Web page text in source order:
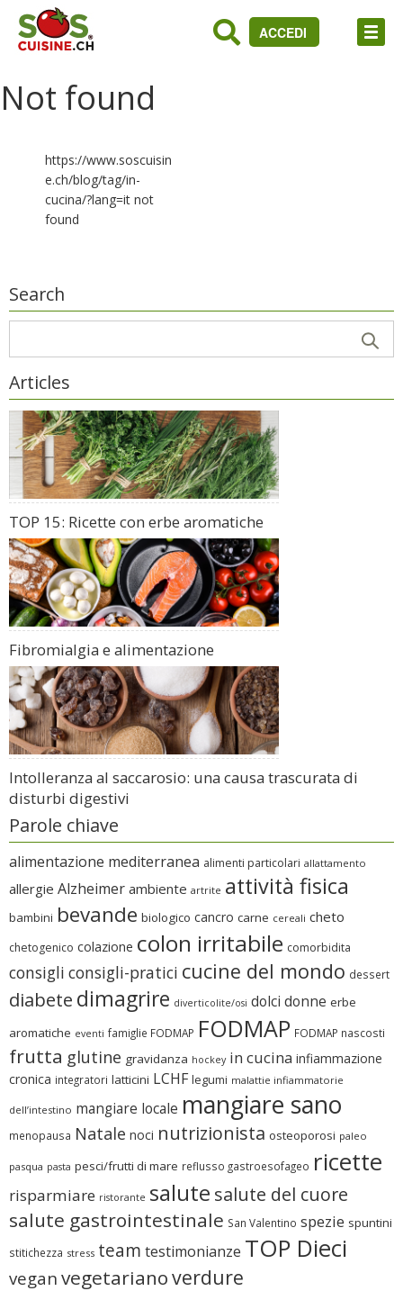
ACCEDI
Not found
https://www.soscuisin
e.ch/blog/tag/in-
cucina/?lang=it not
found
Search
Articles
TOP 15: Ricette con erbe aromatiche
Fibromialgia e alimentazione
Intolleranza al saccarosio: una causa trascurata di
disturbi digestivi
Parole chiave
alimentazione mediterranea alimenti particolari allattamento
allergie Alzheimer ambiente artrite attività fisica
bambini bevande biologico cancro carne cereali cheto
chetogenico colazione colon irritabile comorbidita
consigli consigli-pratici cucine del mondo dessert
diabete dimagrire diverticolite/osi dolci donne erbe
aromatiche eventi famiglie FODMAP FODMAP FODMAP nascosti
frutta glutine gravidanza hockey in cucina infiammazione
cronica integratori latticini LCHF legumi malattie infiammatorie
dell’intestino mangiare locale mangiare sano
menopausa Natale noci nutrizionista osteoporosi paleo
pasqua pasta pesci/frutti di mare reflusso gastroesofageo ricette
risparmiare ristorante salute salute del cuore
salute gastrointestinale San Valentino spezie spuntini
stitichezza stress team testimonianze TOP Dieci
vegan vegetarianoverdure